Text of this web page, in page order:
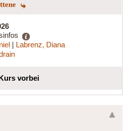
| Labrenz, Diana
vorbei